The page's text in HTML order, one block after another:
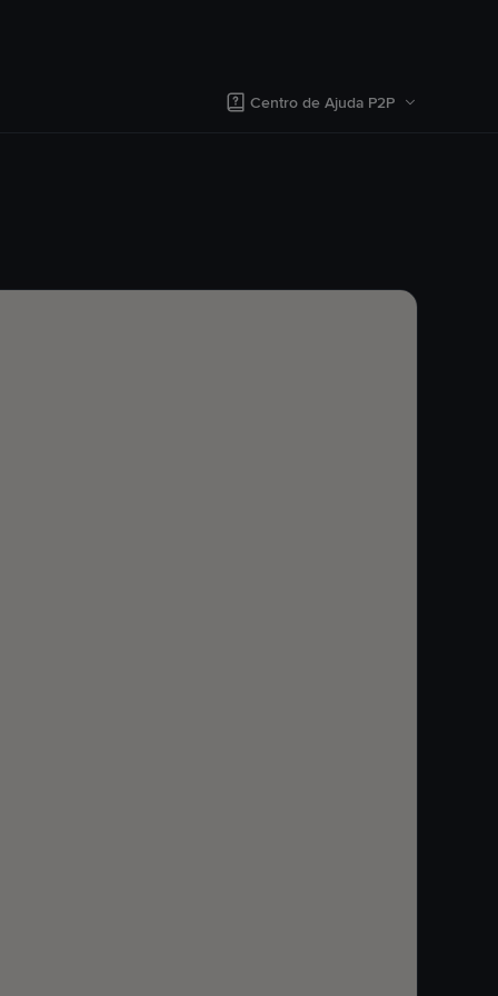
Centro de Ajuda P2P